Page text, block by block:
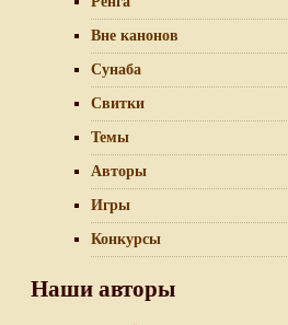
Вне канонов
Сунаба
Свитки
Темы
Авторы
Игры
Конкурсы
Наши авторы